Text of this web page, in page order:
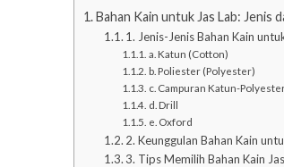
Bahan Kain untuk Jas Lab: Jenis
1. Jenis-Jenis Bahan Kain
a. Katun (Cotton)
b. Poliester (Polyester)
c. Campuran Katun-
d. Drill
e. Oxford
2. Keunggulan Bahan Kain
3. Tips Memilih Bahan Kain